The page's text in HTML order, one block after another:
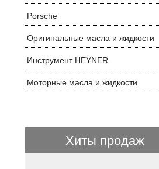
Porsche
Оригинальные масла и жидкости
Инструмент HEYNER
Моторные масла и жидкости
Хиты продаж